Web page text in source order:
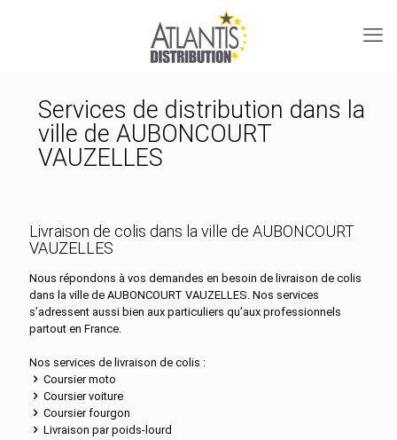
Services de distribution dans la
ville de AUBONCOURT
VAUZELLES
Livraison de colis dans la ville de AUBONCOURT
VAUZELLES
Nous répondons à vos demandes en besoin de livraison de colis
dans la ville de AUBONCOURT VAUZELLES. Nos services
s’adressent aussi bien aux particuliers qu’aux professionnels
partout en France.
Nos services de livraison de colis :
Coursier moto
Coursier voiture
Coursier fourgon
Livraison par poids-lourd